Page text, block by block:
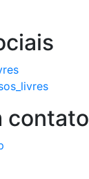
contato